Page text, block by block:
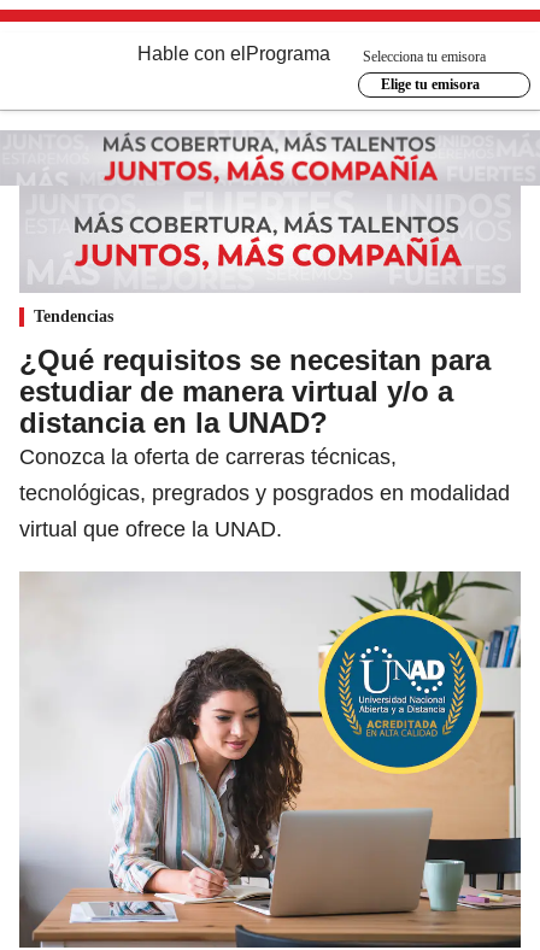
Hable con el Programa
Selecciona tu emisora
Elige tu emisora
Tendencias
¿Qué requisitos se necesitan para
estudiar de manera virtual y/o a
distancia en la UNAD?
Conozca la oferta de carreras técnicas,
tecnológicas, pregrados y posgrados en modalidad
virtual que ofrece la UNAD.